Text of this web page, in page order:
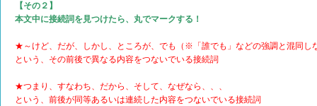
【その２】
本文中に接続詞を見つけたら、丸でマークする！
★～けど、だが、しかし、ところが、でも（※「誰でも」などの強調と混同し
という、その前後で異なる内容をつないでいる接続詞
★つまり、すなわち、だから、そして、なぜなら、、、
という、前後が同等あるいは連続した内容をつないでいる接続詞